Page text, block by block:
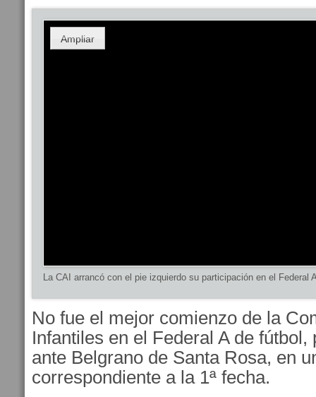
Ampliar
La CAI arrancó con el pie izquierdo su participación en el Federal
No fue el mejor comienzo de la
Infantiles en el Federal A de fútbol,
ante Belgrano de Santa Rosa, en
correspondiente a la 1ª fecha.